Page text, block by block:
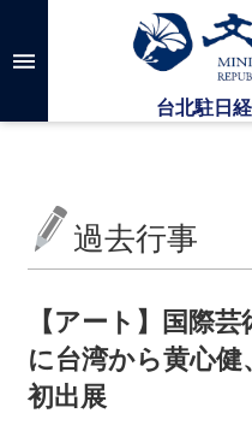
メインのコンテンツブロッ
高
検
台
セ
ン
タ
過去行事
【アート】国際
に台湾から黄心
初出展